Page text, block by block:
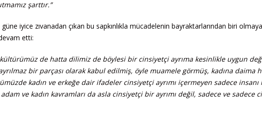
şarttır.”
iyice zıvanadan çıkan bu sapkınlıkla mücadelenin bayraktarlarından biri
etti:
kültürümüz de hatta dilimiz de böylesi bir cinsiyetçi ayrıma kesinlikle uygun
bir parçası olarak kabul edilmiş, öyle muamele görmüş, kadına daima
kadın ve erkeğe dair ifadeler cinsiyetçi ayrımı içermeyen sadece
ve kadın kavramları da asla cinsiyetçi bir ayrımı değil, sadece ve sadece